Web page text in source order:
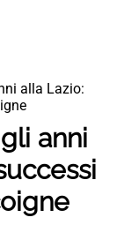
alla Lazio:
anni